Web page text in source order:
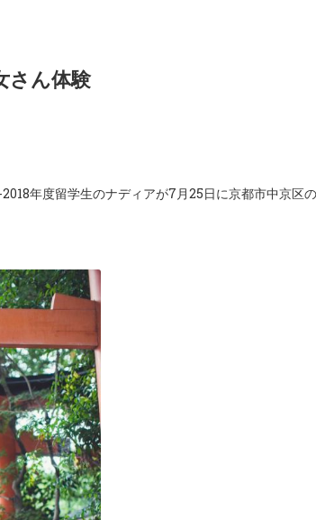
さん体験
年度留学生のナディアが7月25日に京都市中京区